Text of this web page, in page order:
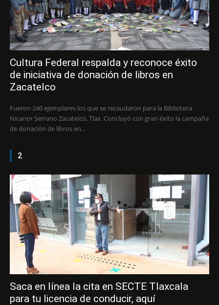
Cultura Federal respalda y reconoce éxito
de iniciativa de donación de libros en
Zacatelco
Fueron 240 ejemplares los que se recaudaron para la Biblioteca
Nicanor Serrano Zacatelco, Tlax. Concluyó con gran éxito la campaña
de donación de libros en...
2
Saca en línea la cita en SECTE Tlaxcala
para tu licencia de conducir, aquí